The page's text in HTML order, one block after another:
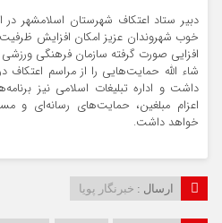
دبیر ستاد اعتکاف شهرستان اسلامشهر در
خوب شهروندان عزیز امکان افزایش ظرفیت
افزایی صورت گرفته سازمان فرهنگی
شاء الله حمایت‌هایی را از مراسم
داشت و اداره تبلیغات اسلامی نیز
اعزام مبلغین، حمایت‌های رسانه‌ای و
خواهد داشت.
ارسال : خبرنگار پویا